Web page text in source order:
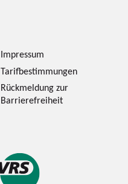
Impressum
Tarifbestimmungen
Rückmeldung zur
Barrierefreiheit